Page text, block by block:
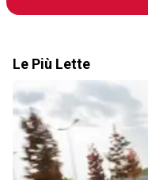
Le Più Lette